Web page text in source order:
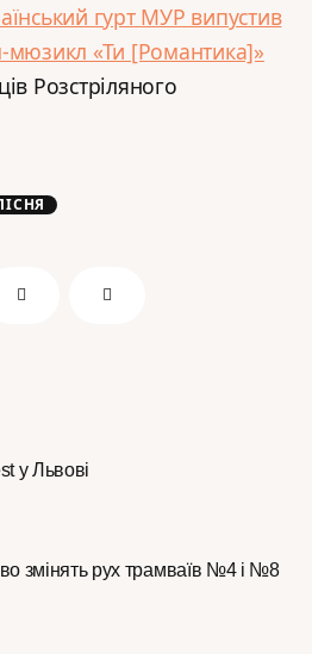
у Львові
змінять рух трамваїв №4 і №8
гурт МУР випустив
мюзикл «Ти [Романтика]»
Розстріляного